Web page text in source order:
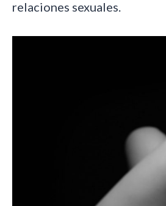
relaciones sexuales.